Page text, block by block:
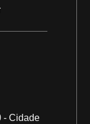
- Cidade